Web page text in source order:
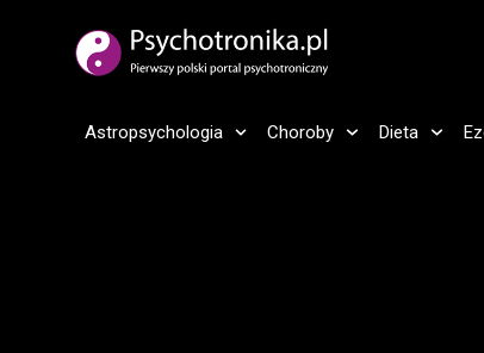
Astropsychologia Choroby Dieta